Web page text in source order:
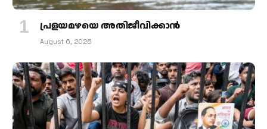
പ്രളയമഴയെ അതിജീവിക്കാന്‍
August 6, 2026